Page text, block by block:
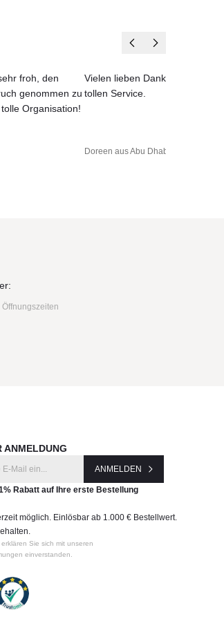
froh, den
genommen zu
Organisation!
Vielen lieben Dank für das
tollen Service.
Doreen aus Abu Dhabi
Öffnungszeiten
ANMELDUNG
ANMELDEN
Rabatt auf Ihre erste Bestellung
möglich. Einlösbar ab 1.000 € Bestellwert.
Sie sich mit unseren
einverstanden.